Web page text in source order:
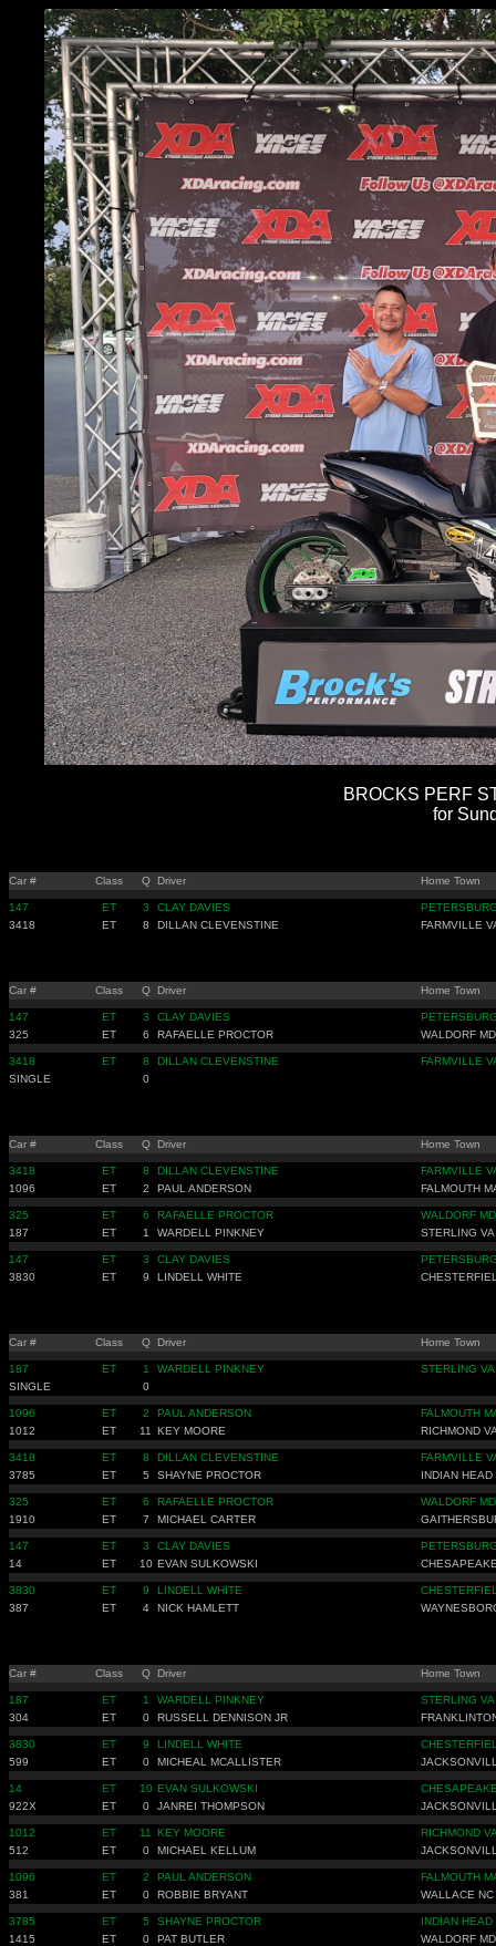
BROCKS PERF
for
Car # Class Q Driver Home Town
147 ET 3 CLAY DAVIES
3418
ET 8 DILLAN CLEVENSTINE FARMVILLE
Car # Class Q Driver Home Town
147 ET 3 CLAY DAVIES
325
ET 6 RAFAELLE PROCTOR WALDORF MD
3418 ET 8 DILLAN CLEVENSTINE
FARMVILLE
SINGLE
0
Car # Class Q Driver Home Town
3418 ET 8 DILLAN CLEVENSTINE
FARMVILLE
1096
ET 2 PAUL ANDERSON FALMOUTH
325 ET 6 RAFAELLE PROCTOR
WALDORF MD
187
ET 1 WARDELL PINKNEY STERLING VA
147 ET 3 CLAY DAVIES
3830
ET 9 LINDELL WHITE
Car # Class Q Driver Home Town
187 ET 1 WARDELL PINKNEY
STERLING VA
SINGLE
0
1096 ET 2 PAUL ANDERSON
FALMOUTH
1012
ET 11 KEY MOORE RICHMOND
3418 ET 8 DILLAN CLEVENSTINE
FARMVILLE
3785
ET 5 SHAYNE PROCTOR INDIAN HEAD
325 ET 6 RAFAELLE PROCTOR
WALDORF MD
1910
ET 7 MICHAEL CARTER
147 ET 3 CLAY DAVIES
14
ET 10 EVAN SULKOWSKI
3830 ET 9 LINDELL WHITE
387
ET 4 NICK HAMLETT
Car # Class Q Driver Home Town
187 ET 1 WARDELL PINKNEY
STERLING VA
304
ET 0 RUSSELL DENNISON JR
3830 ET 9 LINDELL WHITE
599
ET 0 MICHEAL MCALLISTER
14 ET 10 EVAN SULKOWSKI
922X
ET 0 JANREI THOMPSON
1012 ET 11 KEY MOORE
RICHMOND
512
ET 0 MICHAEL KELLUM
1096 ET 2 PAUL ANDERSON
FALMOUTH
381
ET 0 ROBBIE BRYANT WALLACE NC
3785 ET 5 SHAYNE PROCTOR
INDIAN HEAD
1415
ET 0 PAT BUTLER WALDORF MD